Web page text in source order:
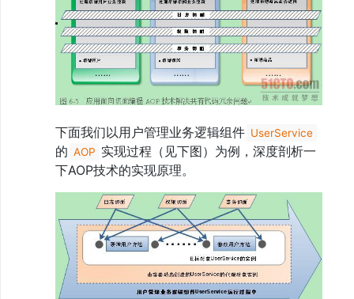
下面我们以用户管理业务逻辑组件 UserService
的 AOP 实现过程（见下图）为例，深度剖析一
下AOP技术的实现原理。